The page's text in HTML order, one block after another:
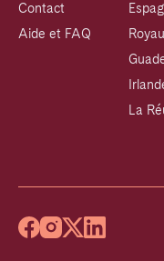
Contact
Aide et FAQ
La